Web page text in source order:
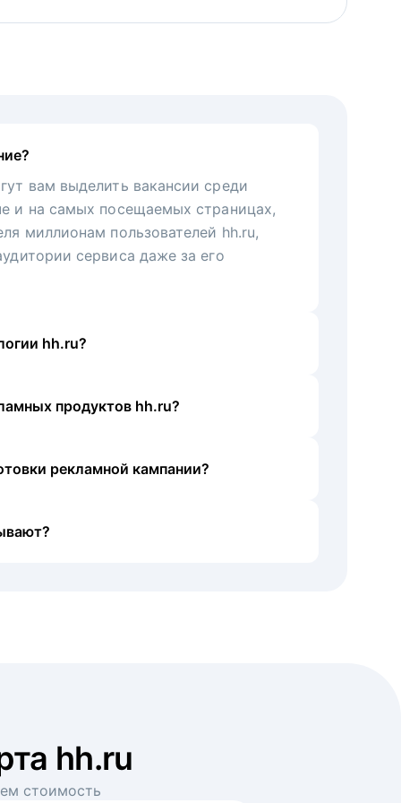
вам выделить вакансии среди
и на самых посещаемых страницах,
миллионам пользователей hh.ru,
сервиса даже за его
hh.ru?
продуктов hh.ru?
рекламной кампании?
hh.ru
стоимость